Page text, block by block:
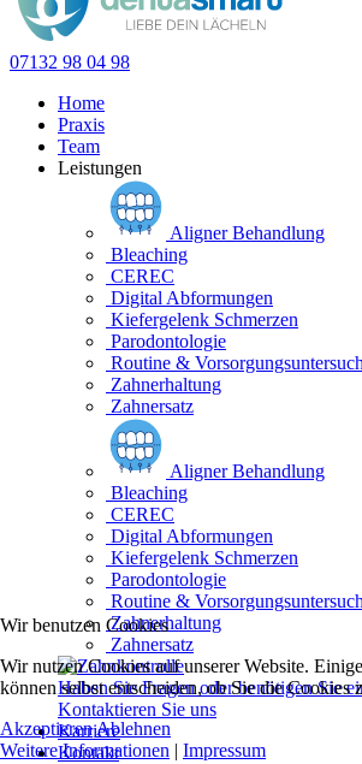
07132 98 04 98
Home
Praxis
Team
Leistungen
Aligner Behandlung
Bleaching
CEREC
Digital Abformungen
Kiefergelenk Schmerzen
Parodontologie
Routine &
Zahnerhaltung
Zahnersatz
Aligner Behandlung
Bleaching
CEREC
Digital Abformungen
Kiefergelenk Schmerzen
Parodontologie
Routine &
Zahnerhaltung
Zahnersatz
Haben Sie Fragen oder benötigen Sie
Kontaktieren Sie uns
Karriere
Kontakt
Wir benutzen Cookies
Wir nutzen Cookies auf unserer Website.
können selbst entscheiden, ob Sie die
Akzeptieren Ablehnen
Weitere Informationen | Impressum